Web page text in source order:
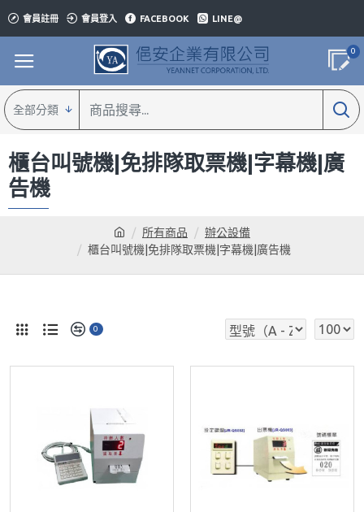
會員註冊 會員登入 FACEBOOK LINE@
0
全部分類
所有商品
辦公設備
櫃台叫號機|免排隊取票機|字幕機|廣告機
櫃台叫號機|免排隊取票機|字幕機|廣
告機
0